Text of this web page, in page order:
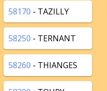
58170 - TAZILLY
58250 - TERNANT
58260 - THIANGES